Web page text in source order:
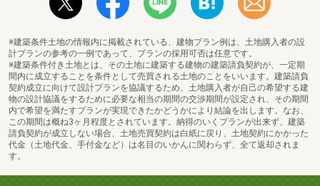
※建築条件土地の情報内に掲載されている、建物プラン例は、土地購入者の設
計プランの参考の一例であって、プランの採用可否は任意です。
※建築条件付き土地とは、その土地に建築する建物の建築請負契約が、一定期
間内に成立することを条件として売買される土地のことをいいます。建築請負
契約成立に向けて設計プランを協議するため、土地購入者が自己の希望する建
物の設計協議をするために必要な相当の期間の交渉期間が設定され、その期間
内で希望を満たすプランが実現できたかどうかにより結論を出します。なお、
この期間は概ね3ヶ月程度とされています。納得のいくプランが出来ず、建築
請負契約が成立しない場合、土地売買契約は白紙に戻り、土地契約にかかった
代金（土地代金、手付金など）は名目のいかんに関わらず、全て返却されま
す。